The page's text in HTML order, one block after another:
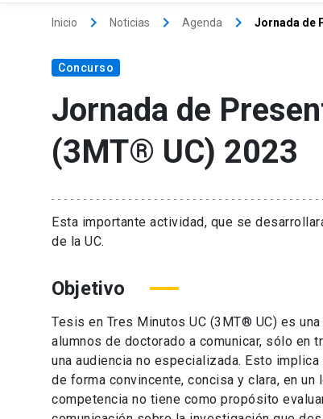
Inicio keyboard_arrow_right Noticias keyboard_arrow_right Agenda keyboard_arrow_right Jornada de
Concurso
Jornada de
(3MT® UC) 2023
Esta importante actividad, que se
de la UC.
Objetivo
Tesis en Tres Minutos UC (3MT® UC) es
alumnos de doctorado a comunicar, sólo
una audiencia no especializada. Esto
de forma convincente, concisa y clara, en
competencia no tiene como propósito